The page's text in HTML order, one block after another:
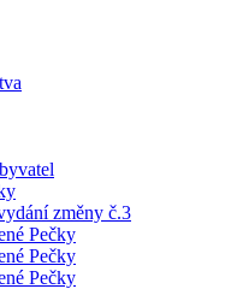
změny č.3
Pečky
Pečky
Pečky